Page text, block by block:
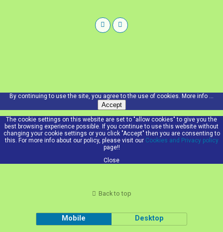
By continuing to use the site, you agree to the use of cookies. More info ...
Accept
The cookie settings on this website are set to "allow cookies" to give you the
best browsing experience possible. If you continue to use this website without
changing your cookie settings or you click "Accept" then you are consenting to
this. For more info about our policy, please visit our Cookies and Privacy policy
page!!
Close
Back to top
Mobile Desktop